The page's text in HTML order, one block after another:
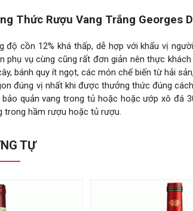
Thức Rượu Vang Trắng Georges
độ cồn 12% khá thấp, dễ hợp với khẩu vị
phụ vụ cùng cũng rất đơn giản nên thực
bánh quy ít ngọt, các món chế biến từ hải
đúng vị nhất khi được thưởng thức đúng
bảo quản vang trong tủ hoặc hoặc ướp xô đá
trong hầm rượu hoặc tủ rượu.
TỰ